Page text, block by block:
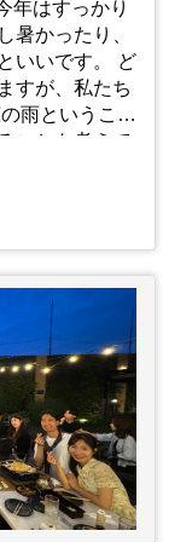
年はすっかり
暑かったり、
いいです。 ど
すが、私たち
雨というこば
ことを考えて
代々10年以上
カの池にはト
変な虫が いた
まうのでほん
かえるところ
中までかえり
秋にはたくさ
の中で成虫に
感しました。
懸命何かをし
池のトンボか